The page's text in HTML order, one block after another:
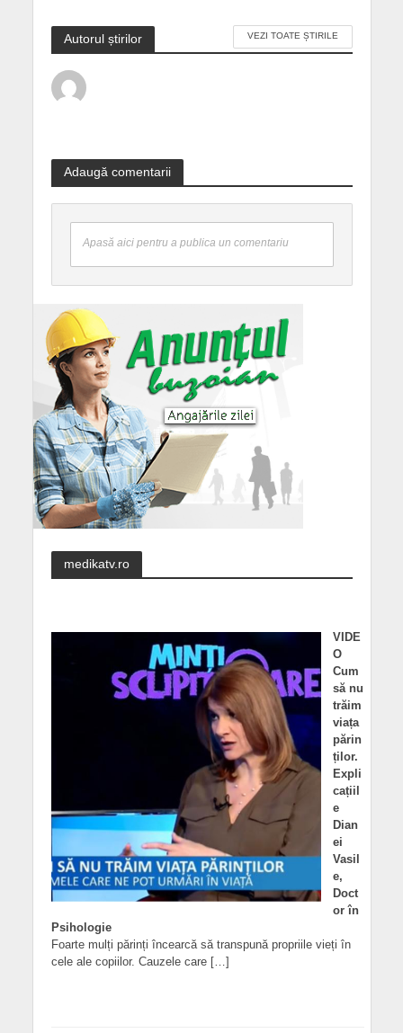
Autorul știrilor VEZI TOATE ȘTIRILE
Adaugă comentarii
Apasă aici pentru a publica un comentariu
medikatv.ro
VIDE
O
Cum
să nu
trăim
viața
părin
ților.
Expli
cațiil
e
Dian
ei
Vasil
e,
Doct
or în
Psihologie
Foarte mulți părinți încearcă să transpună propriile vieți în
cele ale copiilor. Cauzele care […]